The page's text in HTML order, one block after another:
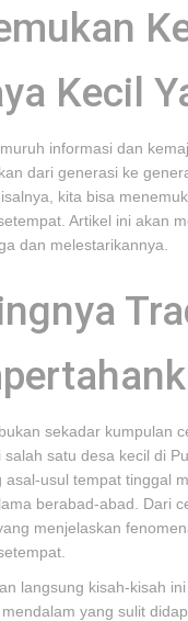
Kecil
informasi dan
dari generasi ke
kita bisa
Artikel ini akan
dan melestarikannya.
sekadar kumpulan
salah satu desa kecil di
asal-usul tempat tinggal
berabad-abad. Dari
menjelaskan
langsung kisah-kisah
yang sulit